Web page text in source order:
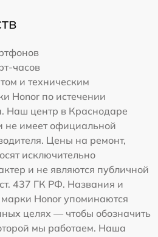
часов
и техническим
Honor по истечении
Наш центр в Краснодаре
не имеет официальной
Цены на ремонт,
исключительно
и не являются публичной
437 ГК РФ. Названия и
марки Honor упоминаются
целях — чтобы обозначить
мы работаем. Наша